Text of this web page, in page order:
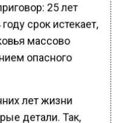
25 лет
срок истекает,
массово
опасного
лет жизни
детали. Так,